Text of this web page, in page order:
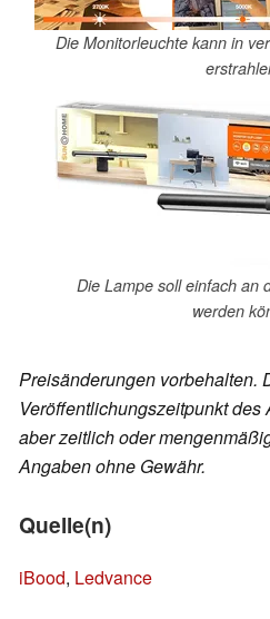
Die Monitorleuchte kann in
Die Lampe soll einfach an
werden
Preisänderungen vorbehalten.
Veröffentlichungszeitpunkt des
aber zeitlich oder
Angaben ohne Gewähr.
Quelle(n)
iBood, Ledvance